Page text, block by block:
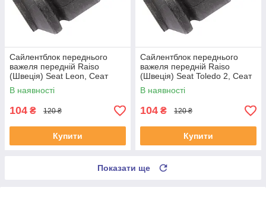
Сайлентблок переднього
важеля передній Raiso
(Швеція) Seat Leon, Сеат
Леон 99-06 #RL-1J0182V
UAYSBXG4
В наявності
104 ₴ 120 ₴
Купити
Сайлентблок переднього
важеля передній Raiso
(Швеція) Seat Toledo 2, Сеат
Толедо 2 99-06 #RL-1J0182V
UATOJRK4
В наявності
104 ₴ 120 ₴
Купити
Показати ще